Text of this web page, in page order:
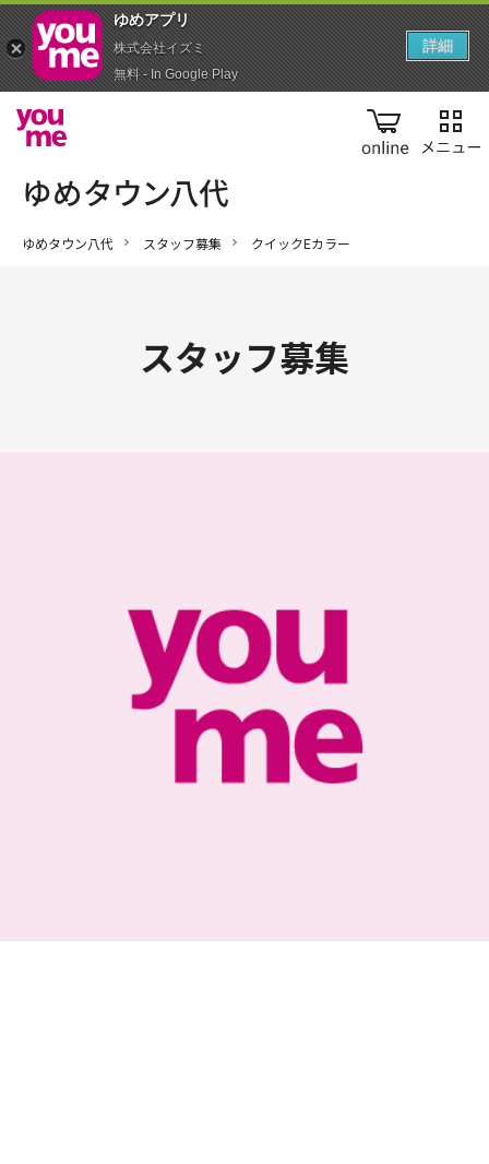
online
ゆめタウン八代 スタッフ募集 クイックEカラー
スタッフ募集
ゆめアプ‪リ‬
株式会社イズミ
無料 - In Google Play
詳細